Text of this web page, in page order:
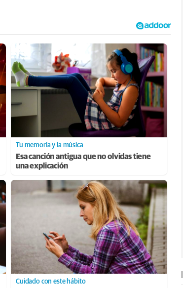
Tu memoria y la música
Esa canción antigua que no olvidas tiene
una explicación
Cuidado con este hábito